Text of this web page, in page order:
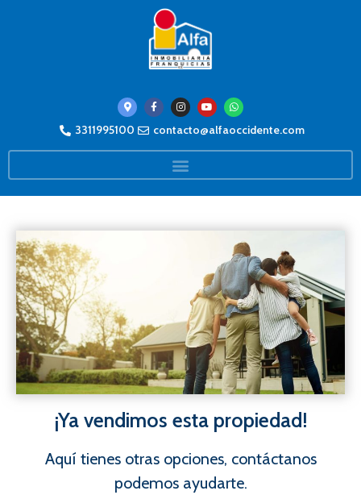
3311995100 contacto@alfaoccidente.com
¡Ya vendimos esta propiedad!
Aquí tienes otras opciones, contáctanos
podemos ayudarte.